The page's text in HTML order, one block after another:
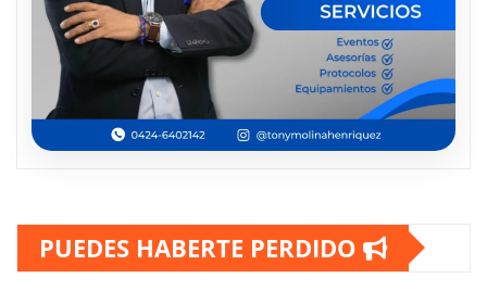
PUEDES HABERTE PERDIDO